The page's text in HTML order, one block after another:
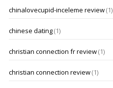
chinalovecupid-inceleme review(1)
chinese dating(1)
christian connection fr review(1)
christian connection review(1)